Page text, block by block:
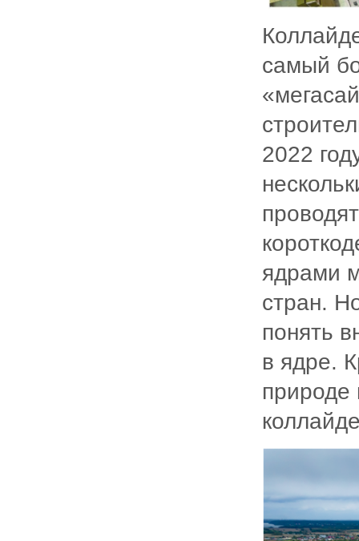
самый
2022
ядрами
стран.
понять
в ядре.
природе